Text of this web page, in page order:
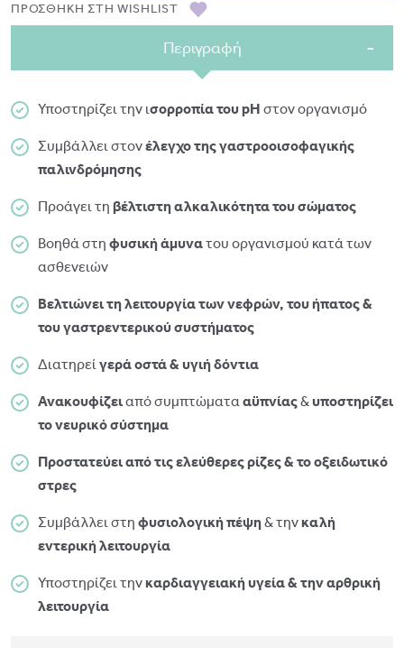
ΠΡΟΣΘΗΚΗ ΣΤH WISHLIST
Περιγραφή
Υποστηρίζει την ισορροπία του pH στον οργανισμό
Συμβάλλει στονέλεγχο της γαστροοισοφαγικής
παλινδρόμησης
Προάγει τη βέλτιστη αλκαλικότητα του σώματος
Βοηθά στη φυσική άμυνατου οργανισμού κατά των
ασθενειών
Βελτιώνει τη λειτουργία των νεφρών, του ήπατος &
του γαστρεντερικού συστήματος
Διατηρείγερά οστά & υγιή δόντια
Ανακουφίζειαπό συμπτώματααϋπνίας&υποστηρίζει
το νευρικό σύστημα
Προστατεύει από τις ελεύθερες ρίζες & το οξειδωτικό
στρες
Συμβάλλει στη φυσιολογικήπέψη& τηνκαλή
εντερικήλειτουργία
Υποστηρίζει τηνκαρδιαγγειακή υγεία & την αρθρική
λειτουργία